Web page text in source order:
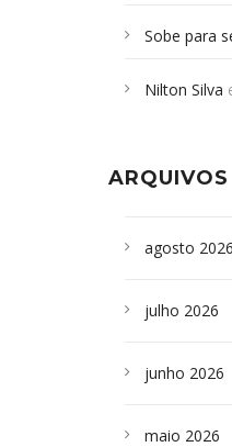
Sobe para
desabamento
sepultados em
Nilton Silva
ARQUIVOS
agosto 2026
julho 2026
junho 2026
maio 2026